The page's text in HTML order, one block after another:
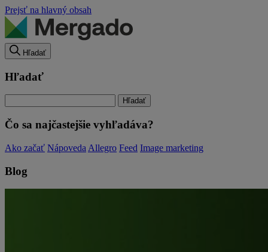
Prejsť na hlavný obsah
Hľadať
Hľadať
Čo sa najčastejšie vyhľadáva?
Ako začať Nápoveda Allegro Feed Image marketing
Blog